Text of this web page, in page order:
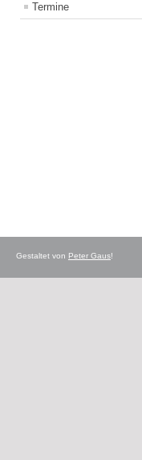
Termine
Gestaltet von Peter Gaus!